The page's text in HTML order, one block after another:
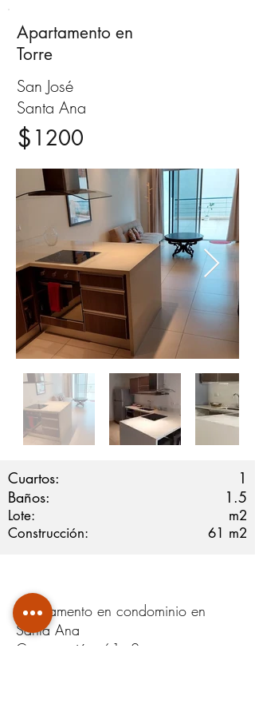
Apartamento en
Torre
San José
Santa Ana
$ 1200
Cuartos:
Baños:
Lote:
Construcción:
1
1.5
61
m2
m2
Apartamento en condominio en
Santa Ana
Construcción: 61m2